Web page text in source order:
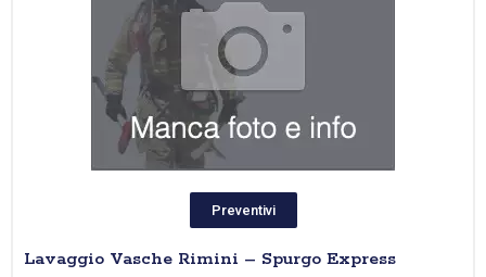
Preventivi
Lavaggio Vasche Rimini – Spurgo Express